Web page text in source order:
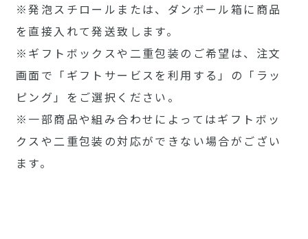
※発泡スチロールまたは、ダンボール箱に商品
を直接入れて発送致します。
※ギフトボックスや二重包装のご希望は、注文
画面で「ギフトサービスを利用する」の「ラッ
ピング」をご選択ください。
※一部商品や組み合わせによってはギフトボッ
クスや二重包装の対応ができない場合がござい
ます。